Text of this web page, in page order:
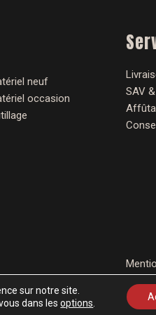
neuf
occasion
SAV
sur notre site.
dans lesoptions